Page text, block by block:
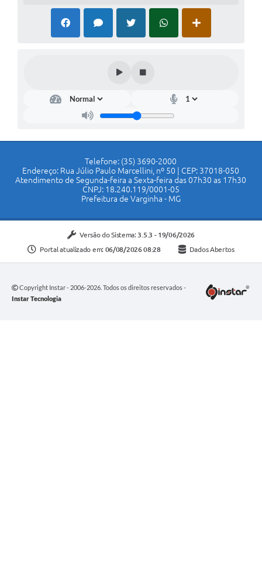
Telefone: (35) 3690-2000
Endereço: Rua Júlio Paulo Marcellini, nº 50 | CEP: 37018-050
Atendimento de Segunda-feira a Sexta-feira das 07h30 as 17h30
CNPJ: 18.240.119/0001-05
Prefeitura de Varginha - MG
Versão do Sistema: 3.5.3 - 19/06/2026
Portal atualizado em: 06/08/2026 08:28 Dados Abertos
Copyright Instar - 2006-2026. Todos os direitos reservados -
Instar Tecnologia